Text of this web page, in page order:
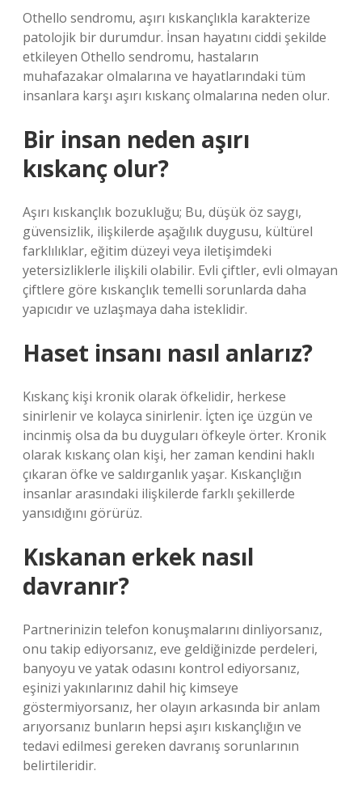
Othello sendromu, aşırı kıskançlıkla karakterize
patolojik bir durumdur. İnsan hayatını ciddi şekilde
etkileyen Othello sendromu, hastaların
muhafazakar olmalarına ve hayatlarındaki tüm
insanlara karşı aşırı kıskanç olmalarına neden olur.
Bir insan neden aşırı
kıskanç olur?
Aşırı kıskançlık bozukluğu; Bu, düşük öz saygı,
güvensizlik, ilişkilerde aşağılık duygusu, kültürel
farklılıklar, eğitim düzeyi veya iletişimdeki
yetersizliklerle ilişkili olabilir. Evli çiftler, evli olmayan
çiftlere göre kıskançlık temelli sorunlarda daha
yapıcıdır ve uzlaşmaya daha isteklidir.
Haset insanı nasıl anlarız?
Kıskanç kişi kronik olarak öfkelidir, herkese
sinirlenir ve kolayca sinirlenir. İçten içe üzgün ve
incinmiş olsa da bu duyguları öfkeyle örter. Kronik
olarak kıskanç olan kişi, her zaman kendini haklı
çıkaran öfke ve saldırganlık yaşar. Kıskançlığın
insanlar arasındaki ilişkilerde farklı şekillerde
yansıdığını görürüz.
Kıskanan erkek nasıl
davranır?
Partnerinizin telefon konuşmalarını dinliyorsanız,
onu takip ediyorsanız, eve geldiğinizde perdeleri,
banyoyu ve yatak odasını kontrol ediyorsanız,
eşinizi yakınlarınız dahil hiç kimseye
göstermiyorsanız, her olayın arkasında bir anlam
arıyorsanız bunların hepsi aşırı kıskançlığın ve
tedavi edilmesi gereken davranış sorunlarının
belirtileridir.